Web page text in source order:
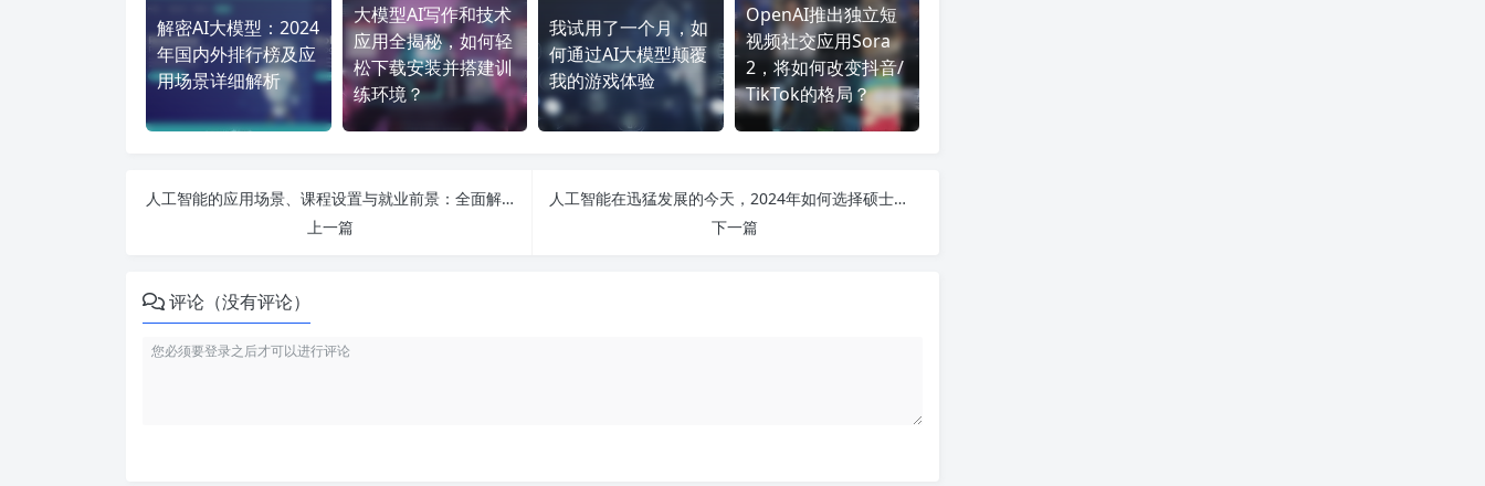
解密AI大模型：2024
年国内外排行榜及应
用场景详细解析
大模型AI写作和技术
应用全揭秘，如何轻
松下载安装并搭建训
练环境？
我试用了一个月，如
何通过AI大模型颠覆
我的游戏体验
OpenAI推出独立短
视频社交应用Sora
2，将如何改变抖音/
TikTok的格局？
人工智能的应用场景、课程设置与就业前景：全面解析未来发展趋势与研究方向
上一篇
人工智能在迅猛发展的今天，2024年如何选择硕士方向与就业前景的全面解析
下一篇
评论（没有评论）